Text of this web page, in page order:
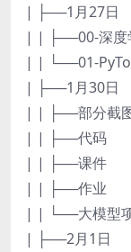
| ├──1月27日
| | ├──00-深度
| | └──01-
| ├──1月30日
| | ├──部分截
| | ├──代码
| | ├──课件
| | ├──作业
| | └──大模型
| ├──2月1日